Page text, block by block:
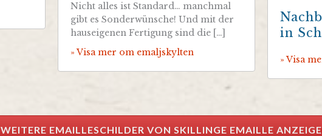
Nicht alles ist Standard… manchmal
gibt es Sonderwünsche! Und mit der
hauseigenen Fertigung sind die […]
» Visa mer om emaljskylten
in
» Visa
WEITERE EMAILLESCHILDER VON SKILLINGE EMAILLE